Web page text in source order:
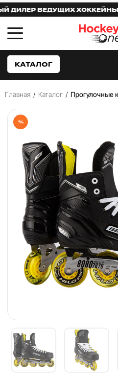
ВЕДУЩИХ ХОККЕЙНЫХ
КАТАЛОГ
Главная / Каталог / Прогулочные
%